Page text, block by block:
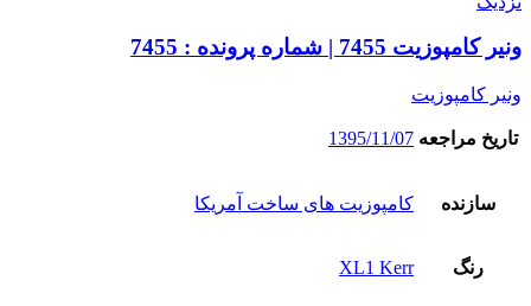
ونیر کامپوزیت 7455 | شماره پرونده : 7455
ونیر کامپوزیت
تاریخ مراجعه 1395/11/07
سازنده کامپوزیت های ساخت آمریکا
رنگ XL1 Kerr